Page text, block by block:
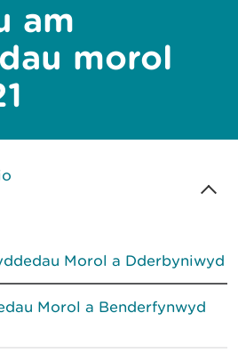
am
morol
Morol a Dderbyniwyd
Morol a Benderfynwyd